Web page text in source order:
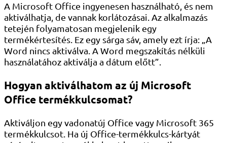
A Microsoft Office ingyenesen használható, és nem
aktiválhatja, de vannak korlátozásai. Az alkalmazás
tetején folyamatosan megjelenik egy
termékértesítés. Ez egy sárga sáv, amely ezt írja: „A
Word nincs aktiválva. A Word megszakítás nélküli
használatához aktiválja a dátum előtt”.
Hogyan aktiválhatom az új Microsoft
Office termékkulcsomat?
Aktiváljon egy vadonatúj Office vagy Microsoft 365
termékkulcsot. Ha új Office-termékkulcs-kártyát